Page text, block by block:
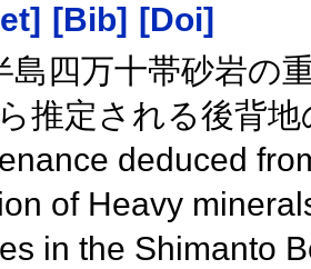
[Bib]
[Doi]
島四万十帯砂岩の
推定される後背
deduced
of Heavy
in the Shimanto